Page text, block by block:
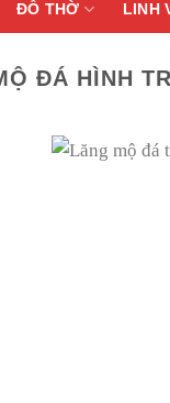
ĐỒ THỜ LINH
ĐÁ HÌNH